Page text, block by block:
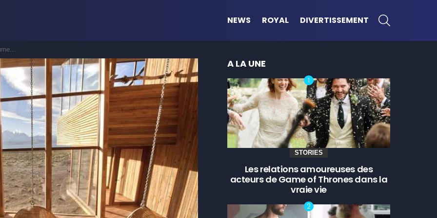
NEWS ROYAL DIVERTISSEMENT
A LA UNE
STORIES
Les relations amoureuses des
acteurs de Game of Thrones dans la
vraie vie